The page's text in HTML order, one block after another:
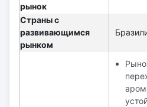
рынок
Страны с
развивающимся
рынком